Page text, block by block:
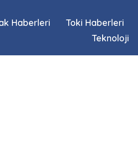
Haberleri Toki Haberleri
Teknoloji